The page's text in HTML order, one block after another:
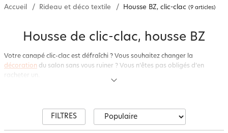
avec le code 750804
Accueil Rideau et déco textile Housse BZ, clic-clac (9 articles)
Housse de clic-clac, housse BZ
Votre canapé clic-clac est défraîchi ? Vous souhaitez changer la
décoration du salon sans vous ruiner ? Vous n’êtes pas obligés d’en
racheter un.
En plus, elles protègent la banquette et l’assise du canapé des éventuelles
taches. Pour bien choisir votre housse, il est important de bien connaître
FILTRES